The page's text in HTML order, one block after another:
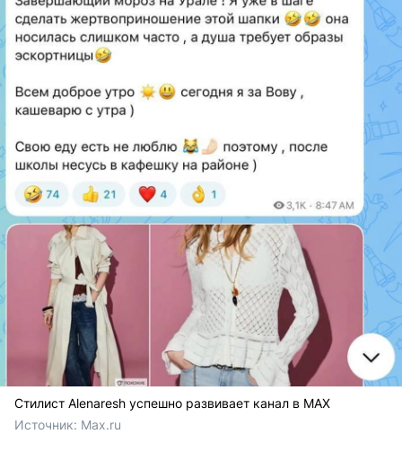
Стилист Alenaresh успешно развивает канал в MAX
Источник: Max.ru